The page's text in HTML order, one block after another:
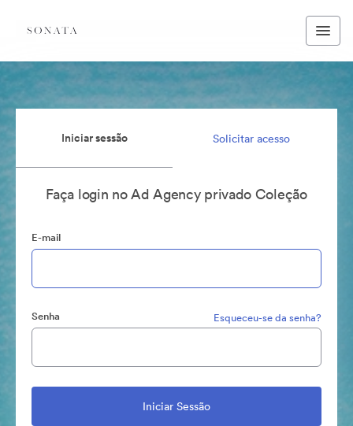
Iniciar sessão Solicitar acesso
Faça login no Ad Agency privado Coleção
E-mail
Senha Esqueceu-se da senha?